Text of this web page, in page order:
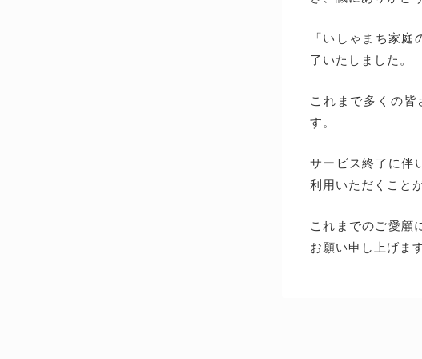
「いしゃまち家
了いたしました。
これまで多くの
す。
サービス終了に伴
利用いただくこと
これまでのご愛顧
お願い申し上げます